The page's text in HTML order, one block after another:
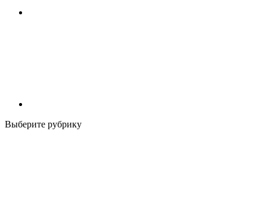
Выберите рубрику